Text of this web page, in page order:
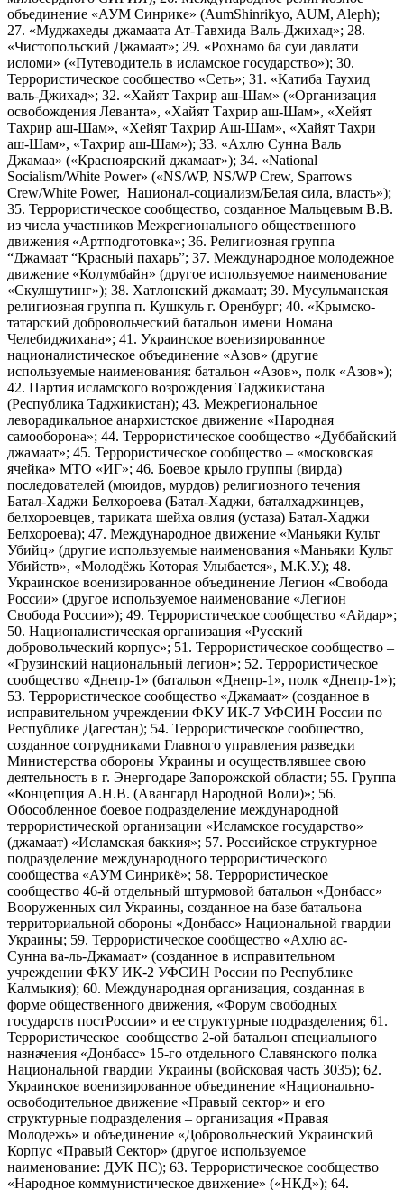
объединение «АУМ Синрике» (AumShinrikyo, AUM, Aleph);
27. «Муджахеды джамаата Ат-Тавхида Валь-Джихад»; 28.
«Чистопольский Джамаат»; 29. «Рохнамо ба суи давлати
исломи» («Путеводитель в исламское государство»); 30.
Террористическое сообщество «Сеть»; 31. «Катиба Таухид
валь-Джихад»; 32. «Хайят Тахрир аш-Шам» («Организация
освобождения Леванта», «Хайят Тахрир аш-Шам», «Хейят
Тахрир аш-Шам», «Хейят Тахрир Аш-Шам», «Хайят Тахри
аш-Шам», «Тахрир аш-Шам»); 33. «Ахлю Сунна Валь
Джамаа» («Красноярский джамаат»); 34. «National
Socialism/White Power» («NS/WP, NS/WP Crew, Sparrows
Crew/White Power, Национал-социализм/Белая сила, власть»);
35. Террористическое сообщество, созданное Мальцевым В.В.
из числа участников Межрегионального общественного
движения «Артподготовка»; 36. Религиозная группа
“Джамаат “Красный пахарь”; 37. Международное молодежное
движение «Колумбайн» (другое используемое наименование
«Скулшутинг»); 38. Хатлонский джамаат; 39. Мусульманская
религиозная группа п. Кушкуль г. Оренбург; 40. «Крымско-
татарский добровольческий батальон имени Номана
Челебиджихана»; 41. Украинское военизированное
националистическое объединение «Азов» (другие
используемые наименования: батальон «Азов», полк «Азов»);
42. Партия исламского возрождения Таджикистана
(Республика Таджикистан); 43. Межрегиональное
леворадикальное анархистское движение «Народная
самооборона»; 44. Террористическое сообщество «Дуббайский
джамаат»; 45. Террористическое сообщество – «московская
ячейка» МТО «ИГ»; 46. Боевое крыло группы (вирда)
последователей (мюидов, мурдов) религиозного течения
Батал-Хаджи Белхороева (Батал-Хаджи, баталхаджинцев,
белхороевцев, тариката шейха овлия (устаза) Батал-Хаджи
Белхороева); 47. Международное движение «Маньяки Культ
Убийц» (другие используемые наименования «Маньяки Культ
Убийств», «Молодёжь Которая Улыбается», М.К.У.); 48.
Украинское военизированное объединение Легион «Свобода
России» (другое используемое наименование «Легион
Свобода России»); 49. Террористическое сообщество «Айдар»;
50. Националистическая организация «Русский
добровольческий корпус»; 51. Террористическое сообщество –
«Грузинский национальный легион»; 52. Террористическое
сообщество «Днепр-1» (батальон «Днепр-1», полк «Днепр-1»);
53. Террористическое сообщество «Джамаат» (созданное в
исправительном учреждении ФКУ ИК-7 УФСИН России по
Республике Дагестан); 54. Террористическое сообщество,
созданное сотрудниками Главного управления разведки
Министерства обороны Украины и осуществлявшее свою
деятельность в г. Энергодаре Запорожской области; 55. Группа
«Концепция А.Н.В. (Авангард Народной Воли)»; 56.
Обособленное боевое подразделение международной
террористической организации «Исламское государство»
(джамаат) «Исламская баккия»; 57. Российское структурное
подразделение международного террористического
сообщества «АУМ Синрикё»; 58. Террористическое
сообщество 46-й отдельный штурмовой батальон «Донбасс»
Вооруженных сил Украины, созданное на базе батальона
территориальной обороны «Донбасс» Национальной гвардии
Украины; 59. Террористическое сообщество «Ахлю ас-
Сунна ва-ль-Джамаат» (созданное в исправительном
учреждении ФКУ ИК-2 УФСИН России по Республике
Калмыкия); 60. Международная организация, созданная в
форме общественного движения, «Форум свободных
государств постРоссии» и ее структурные подразделения; 61.
Террористическое сообщество 2-ой батальон специального
назначения «Донбасс» 15-го отдельного Славянского полка
Национальной гвардии Украины (войсковая часть 3035); 62.
Украинское военизированное объединение «Национально-
освободительное движение «Правый сектор» и его
структурные подразделения – организация «Правая
Молодежь» и объединение «Добровольческий Украинский
Корпус «Правый Сектор» (другое используемое
наименование: ДУК ПС); 63. Террористическое сообщество
«Народное коммунистическое движение» («НКД»); 64.